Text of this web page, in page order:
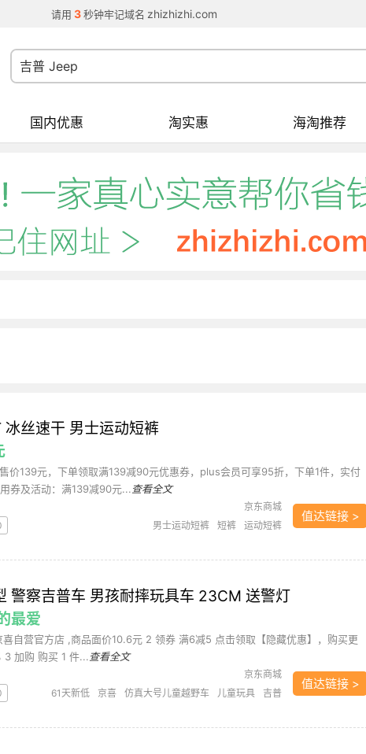
请用 3 秒钟牢记域名 zhizhizhi.com
国内优惠 淘实惠 海淘推荐
冰丝速干 男士运动短裤
价139元，下单领取满139减90元优惠券，plus会员可享95折，下单1件，实付
券及活动：满139减90元... 查看全文
京东商城
男士运动短裤 短裤 运动短裤
值达链接 >
警察吉普车 男孩耐摔玩具车 23CM 送警灯
最爱
喜自营官方店 ,商品面价10.6元 2 领券 满6减5 点击领取【隐藏优惠】，购买更
3 加购 购买 1 件... 查看全文
京东商城
61天新低 京喜 仿真大号儿童越野车 儿童玩具
吉普
值达链接 >